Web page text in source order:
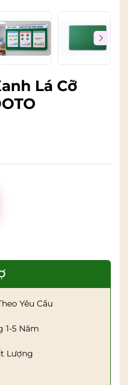
Lá Cỡ
Yêu Cầu
1-5 Năm
Lượng